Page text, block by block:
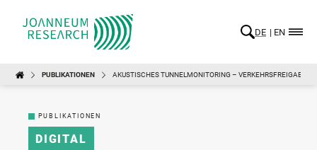
DE EN
PUBLIKATIONEN AKUSTISCHES TUNNELMONITORING – VERKEHRSFREIGABE
PUBLIKATIONEN
DIGITAL